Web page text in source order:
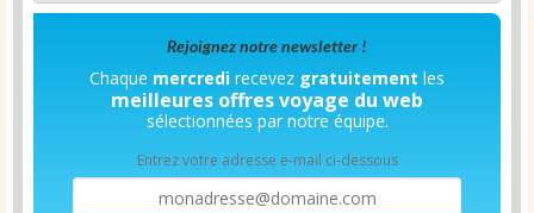
Rejoignez notre newsletter !
Chaque mercredi recevez gratuitement les
meilleures offres voyage du web
sélectionnées par notre équipe.
Entrez votre adresse e-mail ci-dessous